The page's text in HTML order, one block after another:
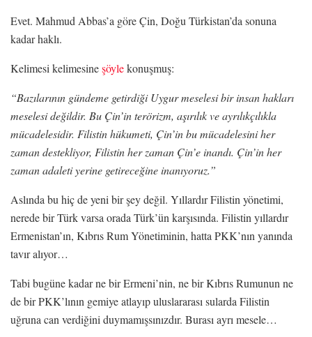
Evet. Mahmud Abbas’a göre Çin, Doğu Türkistan’da sonuna
kadar haklı.
Kelimesi kelimesineşöylekonuşmuş:
“Bazılarının gündeme getirdiği Uygur meselesi bir insan hakları
meselesi değildir. Bu Çin’in terörizm, aşırılık ve ayrılıkçılıkla
mücadelesidir. Filistin hükumeti, Çin’in bu mücadelesini her
zaman destekliyor, Filistin her zaman Çin’e inandı. Çin’in her
zaman adaleti yerine getireceğine inanıyoruz.”
Aslında bu hiç de yeni bir şey değil. Yıllardır Filistin yönetimi,
nerede bir Türk varsa orada Türk’ün karşısında. Filistin yıllardır
Ermenistan’ın, Kıbrıs Rum Yönetiminin, hatta PKK’nın yanında
tavır alıyor…
Tabi bugüne kadar ne bir Ermeni’nin, ne bir Kıbrıs Rumunun ne
de bir PKK’lının gemiye atlayıp uluslararası sularda Filistin
uğruna can verdiğini duymamışsınızdır. Burası ayrı mesele…